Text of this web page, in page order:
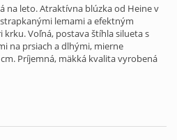
na leto. Atraktívna blúzka od Heine v
lemami a efektným
Voľná, postava štíhla silueta s
na prsiach a dlhými, mierne
Príjemná, mäkká kvalita vyrobená